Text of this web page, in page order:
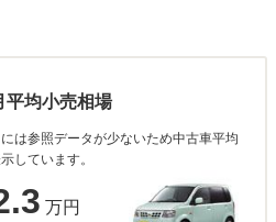
平均小売相場
は参照データが少ないため中古車平均
しています。
万円